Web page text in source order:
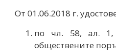
От 01.06.2018 г.
по чл. 58, ал.
обществените